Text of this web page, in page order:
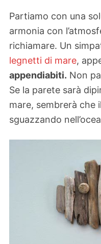
Partiamo con una
armonia con
richiamare. Un
legnetti di mare,
appendiabiti. Non
Se la parete sarà
mare, sembrerà che
sguazzando